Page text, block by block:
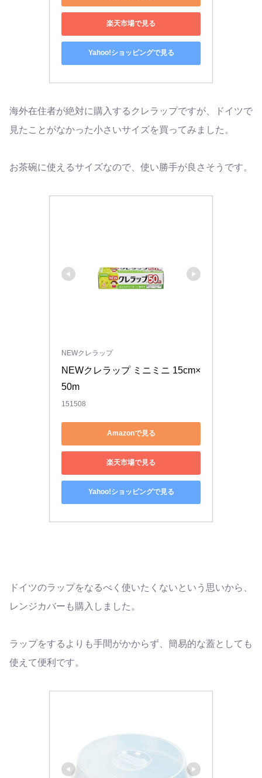
楽天市場で見る
Yahoo!ショッピングで見る
海外在住者が絶対に購入するクレラップですが、ドイツで
見たことがなかった小さいサイズを買ってみました。
お茶碗に使えるサイズなので、使い勝手が良さそうです。
NEWクレラップ
NEWクレラップ ミニミニ 15cm×
50m
151508
Amazonで見る
楽天市場で見る
Yahoo!ショッピングで見る
ドイツのラップをなるべく使いたくないという思いから、
レンジカバーも購入しました。
ラップをするよりも手間がかからず、簡易的な蓋としても
使えて便利です。